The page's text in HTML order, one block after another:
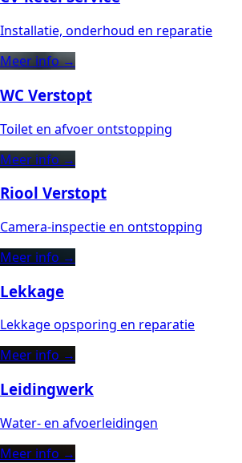
Installatie, onderhoud en reparatie
Meer info →
WC Verstopt
Toilet en afvoer ontstopping
Meer info →
Riool Verstopt
Camera-inspectie en ontstopping
Meer info →
Lekkage
Lekkage opsporing en reparatie
Meer info →
Leidingwerk
Water- en afvoerleidingen
Meer info →